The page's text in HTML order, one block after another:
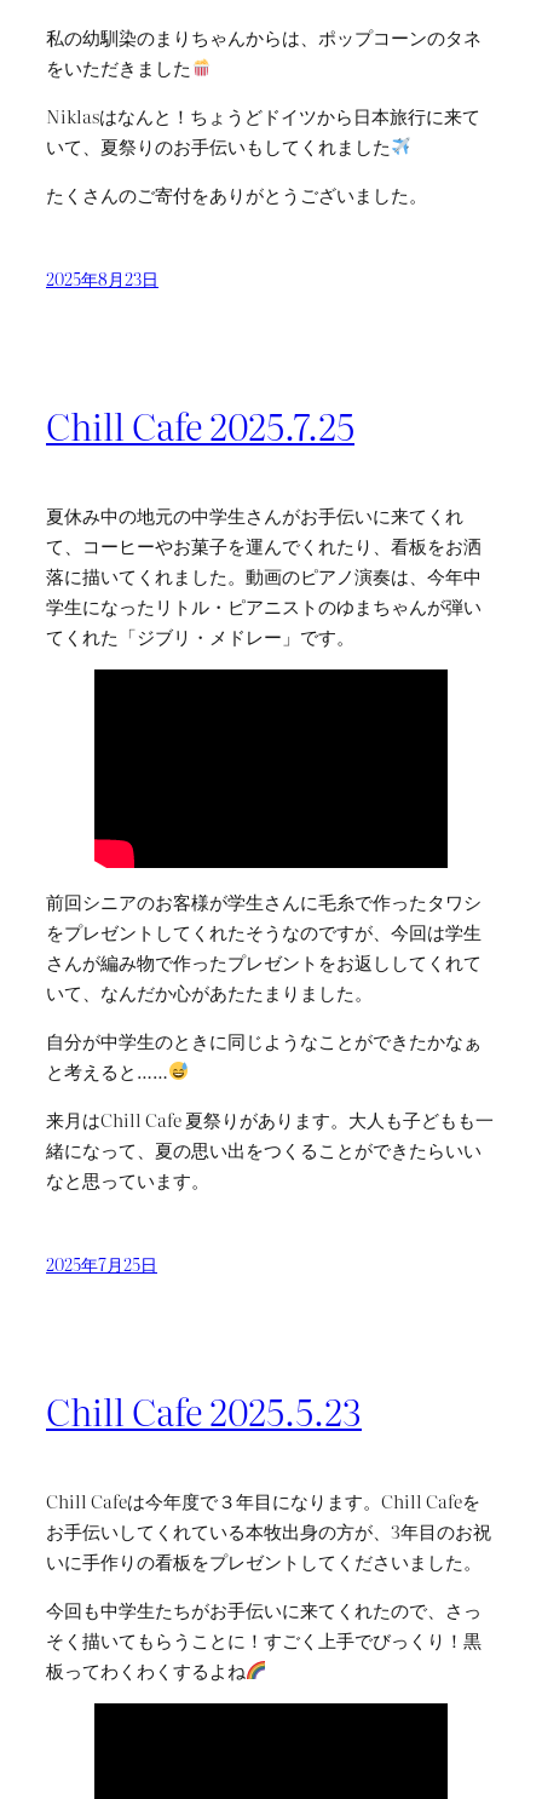
私の幼馴染のまりちゃんからは、ポップコーンのタネ
をいただきました
Niklasはなんと！ちょうどドイツから日本旅行に来て
いて、夏祭りのお手伝いもしてくれました
たくさんのご寄付をありがとうございました。
2025年8月23日
Chill Cafe 2025.7.25
夏休み中の地元の中学生さんがお手伝いに来てくれ
て、コーヒーやお菓子を運んでくれたり、看板をお洒
落に描いてくれました。動画のピアノ演奏は、今年中
学生になったリトル・ピアニストのゆまちゃんが弾い
てくれた「ジブリ・メドレー」です。
前回シニアのお客様が学生さんに毛糸で作ったタワシ
をプレゼントしてくれたそうなのですが、今回は学生
さんが編み物で作ったプレゼントをお返ししてくれて
いて、なんだか心があたたまりました。
自分が中学生のときに同じようなことができたかなぁ
と考えると……
来月はChill Cafe 夏祭りがあります。大人も子どもも一
緒になって、夏の思い出をつくることができたらいい
なと思っています。
2025年7月25日
Chill Cafe 2025.5.23
Chill Cafeは今年度で３年目になります。Chill Cafeを
お手伝いしてくれている本牧出身の方が、3年目のお祝
いに手作りの看板をプレゼントしてくださいました。
今回も中学生たちがお手伝いに来てくれたので、さっ
そく描いてもらうことに！すごく上手でびっくり！黒
板ってわくわくするよね